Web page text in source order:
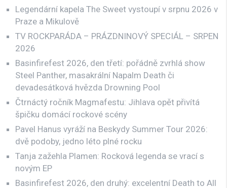
Legendární kapela The Sweet vystoupí v srpnu 2026 v
Praze a Mikulově
TV ROCKPARÁDA – PRÁZDNINOVÝ SPECIÁL – SRPEN
2026
Basinfirefest 2026, den třetí: pořádně zvrhlá show
Steel Panther, masakrální Napalm Death či
devadesátková hvězda Drowning Pool
Čtrnáctý ročník Magmafestu: Jihlava opět přivítá
špičku domácí rockové scény
Pavel Hanus vyráží na Beskydy Summer Tour 2026:
dvě podoby, jedno léto plné rocku
Tanja zažehla Plamen: Rocková legenda se vrací s
novým EP
Basinfirefest 2026, den druhý: excelentní Death to All